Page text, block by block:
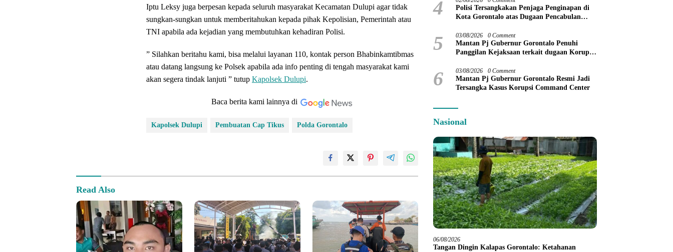
Iptu Leksy juga berpesan kepada seluruh masyarakat Kecamatan Dulupi agar tidak
sungkan-sungkan untuk memberitahukan kepada pihak Kepolisian, Pemerintah atau
TNI apabila ada kejadian yang membutuhkan kehadiran Polisi.
” Silahkan beritahu kami, bisa melalui layanan 110, kontak person Bhabinkamtibmas
atau datang langsung ke Polsek apabila ada info penting di tengah masyarakat kami
akan segera tindak lanjuti ” tutup Kapolsek Dulupi.
Baca berita kami lainnya di
Kapolsek Dulupi Pembuatan Cap Tikus Polda Gorontalo
Read Also
4
Polisi Tersangkakan Penjaga Penginapan di
Kota Gorontalo atas Dugaan Pencabulan
5 03/08/2026 0 Comment
Mantan Pj Gubernur Gorontalo Penuhi
Panggilan Kejaksaan terkait dugaan Korupsi
6 03/08/2026 0 Comment
Mantan Pj Gubernur Gorontalo Resmi Jadi
Tersangka Kasus Korupsi Command Center
Nasional
06/08/2026
Tangan Dingin Kalapas Gorontalo: Ketahanan